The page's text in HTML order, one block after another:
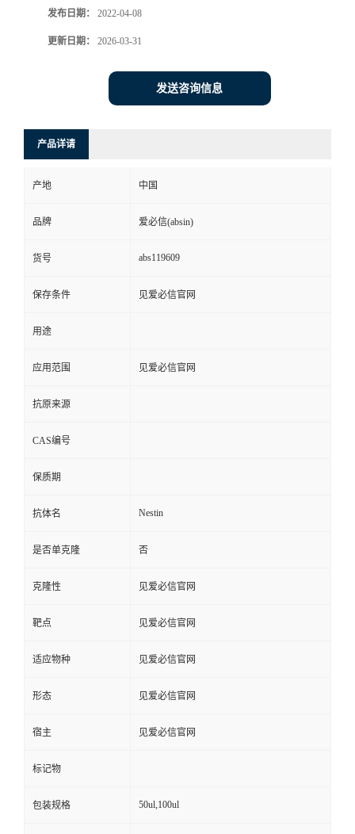
发布日期： 2022-04-08
更新日期： 2026-03-31
发送咨询信息
产品详请
产地 中国
品牌 爱必信(absin)
货号 abs119609
保存条件 见爱必信官网
用途
应用范围 见爱必信官网
抗原来源
CAS编号
保质期
抗体名 Nestin
是否单克隆 否
克隆性 见爱必信官网
靶点 见爱必信官网
适应物种 见爱必信官网
形态 见爱必信官网
宿主 见爱必信官网
标记物
包装规格 50ul,100ul